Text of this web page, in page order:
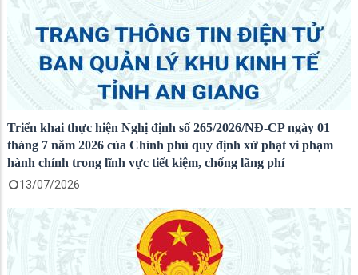
Triển khai thực hiện Nghị định số 265/2026/NĐ-CP ngày 01
tháng 7 năm 2026 của Chính phủ quy định xử phạt vi phạm
hành chính trong lĩnh vực tiết kiệm, chống lãng phí
13/07/2026